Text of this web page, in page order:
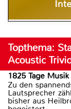
Topthema:
Acoustic
1825 Tage Musik
Zu den
Lautsprecher
bisher aus